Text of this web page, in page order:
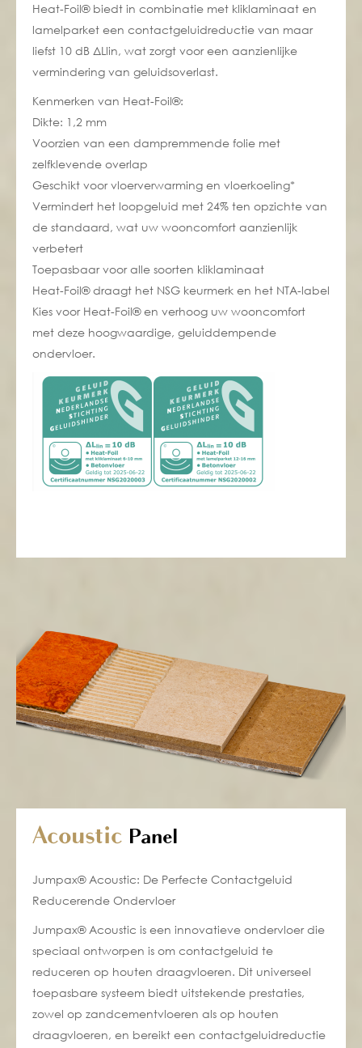
Heat-Foil® biedt in combinatie met kliklaminaat en
lamelparket een contactgeluidreductie van maar
liefst 10 dB ΔLlin, wat zorgt voor een aanzienlijke
vermindering van geluidsoverlast.
Kenmerken van Heat-Foil®:
Dikte: 1,2 mm
Voorzien van een dampremmende folie met
zelfklevende overlap
Geschikt voorvloerverwarming en vloerkoeling*
Vermindert het loopgeluid met 24% ten opzichte van
de standaard, wat uw wooncomfort aanzienlijk
verbetert
Toepasbaar voor alle soorten kliklaminaat
Heat-Foil® draagt het NSG keurmerk en het NTA-label
Kies voor Heat-Foil® en verhoog uw wooncomfort
met deze hoogwaardige, geluiddempende
ondervloer.
Acoustic Panel
Jumpax® Acoustic: De Perfecte Contactgeluid
Reducerende Ondervloer
Jumpax® Acoustic is een innovatieve ondervloer die
speciaal ontworpen is om contactgeluid te
reduceren op houten draagvloeren. Dit universeel
toepasbare systeem biedt uitstekende prestaties,
zowel op zandcementvloeren als op houten
draagvloeren, en bereikt een contactgeluidreductie